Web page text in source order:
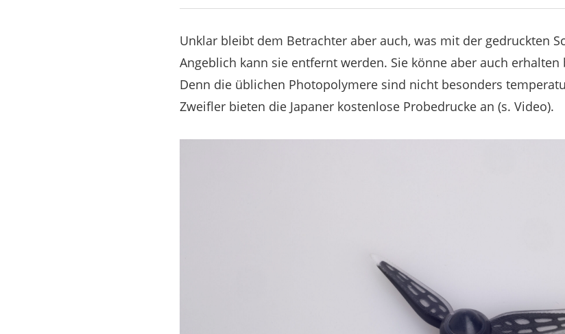
Unklar bleibt dem Betrachter aber auch, was mit der gedruckten
Angeblich kann sie entfernt werden. Sie könne aber auch
Denn die üblichen Photopolymere sind nicht besonders
Zweifler bieten die Japaner kostenlose Probedrucke an (s. Video).